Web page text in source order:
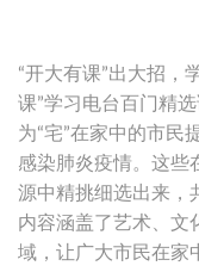
“开大有课”出大招，
课”学习电台百门精
为“宅”在家中的市民
感染肺炎疫情。这些
源中精挑细选出来，
内容涵盖了艺术、文
域，让广大市民在家